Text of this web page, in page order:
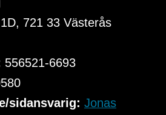
721 33Västerås
556521-6693
sidansvarig: Jonas